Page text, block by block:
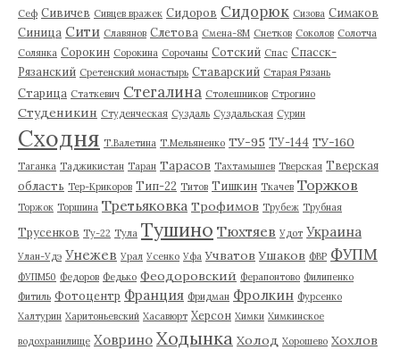
Сеф Сивичев Сивцев вражек Сидоров Сидорюк Сизова Симаков
Синица Сити Славянов Слетова Смена-8М Снетков Соколов Солотча
Солянка Сорокин Сорокина Сорочаны Сотский Спас Спасск-
Рязанский Сретенский монастырь Ставарский Старая Рязань
Старица Статкевич Стегалина Столешников Строгино
Студеникин Студенческая Суздаль Суздальская Сурин
Сходня Т.Валетина Т.Мельяненко ТУ-95 ТУ-144 ТУ-160
Таганка Таджикистан Таран Тарасов Тахтамышев Тверская Тверская
область Тер-Крикоров Тип-22 Титов Тишкин Ткачев Торжков
Торжок Торшина Третьяковка Трофимов Трубеж Трубная
Трусенков Ту-22 Тула Тушино Тюхтяев Удот Украина
Улан-Удэ Унежев Урал Усенко Уфа Учватов Ушаков ФВР ФУПМ
ФУПМ50 Федоров Федько Феодоровский Ферапонтово Филипенко
Фитиль Фотоцентр Франция Фридман Фролкин Фурсенко
Халтурин Харитоньевский Хасавюрт Херсон Химки Химкинское
водохранилище Ховрино Ходынка Холод Хорошево Хохлов